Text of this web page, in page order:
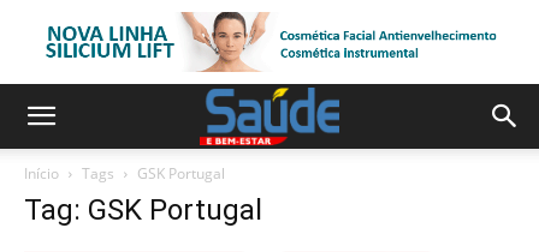
Início Tags GSK Portugal
Tag: GSK Portugal